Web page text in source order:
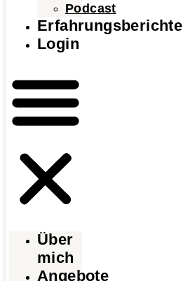
Podcast
Erfahrungsberichte
Login
Über
mich
Angebote